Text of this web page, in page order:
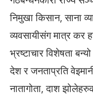
निमुखा किसान, साना
व्यवसायीसंग मात्र कर
भ्रष्टाचार विशेषता
देश र जनताप्रति
नातागोता, दाश